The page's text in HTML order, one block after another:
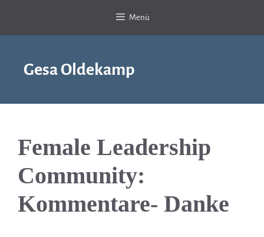
springen
Menü
Gesa Oldekamp
Female Leadership
Community:
Kommentare- Danke